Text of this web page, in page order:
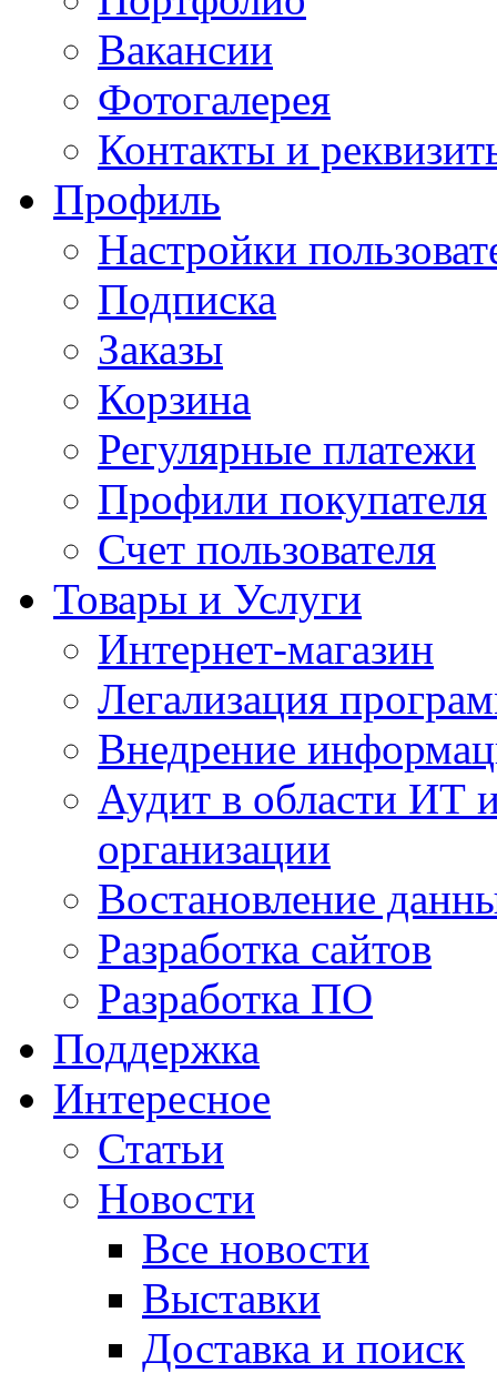
Вакансии
Фотогалерея
Контакты и
Профиль
Настройки
Подписка
Заказы
Корзина
Регулярные платежи
Профили покупателя
Счет пользователя
Товары и Услуги
Интернет-магазин
Легализация
Внедрение
Аудит в области ИТ
организации
Востановление
Разработка сайтов
Разработка ПО
Поддержка
Интересное
Статьи
Новости
Все новости
Выставки
Доставка и поиск